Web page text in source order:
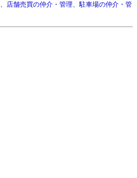
店舗売買の仲介・管理、駐車場の仲介・管